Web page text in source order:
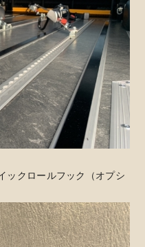
ックロールフック（オプシ